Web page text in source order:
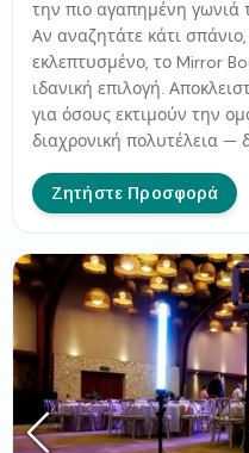
την πιο αγαπημένη γωνιά
Αν αναζητάτε κάτι
εκλεπτυσμένο, το Mirror
ιδανική επιλογή.
για όσους εκτιμούν την
διαχρονική πολυτέλεια —
Ζητήστε Προσφορά